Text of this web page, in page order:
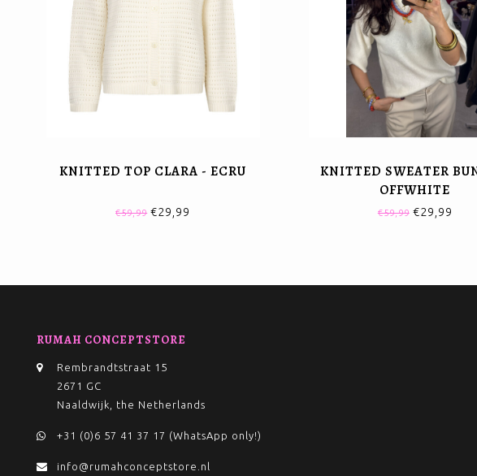
KNITTED TOP CLARA - ECRU
€59,99€29,99
KNITTED SWEATER
OFFWHITE
€59,99€29,99
RUMAH CONCEPTSTORE
Rembrandtstraat 15
2671 GC
Naaldwijk, the Netherlands
+31 (0)6 57 41 37 17 (WhatsApp only!)
info@rumahconceptstore.nl